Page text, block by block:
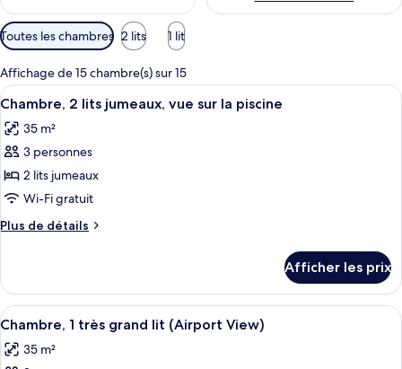
Filtres
disponibles
pour
les
chambres
Toutes les chambres 2 lits 1 lit
Affichage de 15 chambre(s) sur 15
Afficher
toutes
les
photos
pour
ce
type
de
Chambre,
lits
jumeaux,
vue
Une chambre d’hôtel équipée d’un
5
Chambre, 2 lits jumeaux, vue sur la piscine
35 m²
3 personnes
2 lits jumeaux
Wi-Fi gratuit
Plus de détails
Plus
Chambre,
lits
vue
Afficher les prix
Afficher
toutes
les
Une chambre d’hôtel comprenant
7
Chambre, 1 très grand lit (Airport View)
35 m²